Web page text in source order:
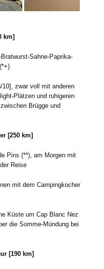
km]
Sahne-Paprika-
10], zwar voll mit anderen
Plätzen und ruhigeren
Brügge und
[250 km]
Pins (**), am Morgen mit
Reise
mit dem Campingkocher
Küste um Cap Blanc Nez
die Somme-Mündung bei
[190 km]